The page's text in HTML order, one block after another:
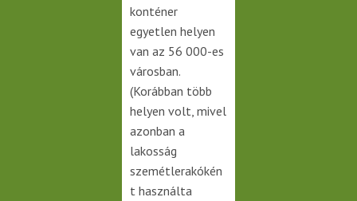
konténer
egyetlen helyen
van az 56 000-es
városban.
(Korábban több
helyen volt, mivel
azonban a
lakosság
szemétlerakókén
t használta